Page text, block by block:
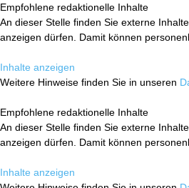
Empfohlene redaktionelle Inhalte
An dieser Stelle finden Sie externe
anzeigen dürfen. Damit können
Inhalte anzeigen
Weitere Hinweise finden Sie in unseren
Empfohlene redaktionelle Inhalte
An dieser Stelle finden Sie externe
anzeigen dürfen. Damit können
Inhalte anzeigen